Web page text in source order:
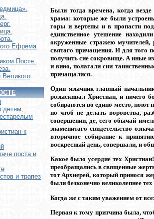
Ефрема
Посте.
детям,
к
поста и
и трапез
Были тогда времена, когда
храма: которые же были
горы и вертепы и в пропасти
единственное утешение
окруженные стражею
святаго причащения. И для того
получить сие сокровище. А иные
и вино, полагали сии
причащалися.
Один язычник главный
розыскивал Христиан, и ничего
собираются во едино место, поют
но чтоб не делать воровства,
совершении, де, сего обычай
знаменитаго свидетельство
вторичное собирание к
воскресный день, совершали, и
Какое было усердие тех
преобращались в священные
тот Архиерей, который принося
были безконечно великолепнее
Когда же с таким уважением от
Первая к тому притчина была,